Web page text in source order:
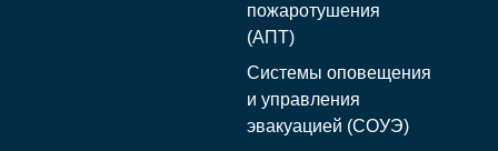
пожаротушения
(АПТ)
Системы оповещения
и управления
эвакуацией (СОУЭ)